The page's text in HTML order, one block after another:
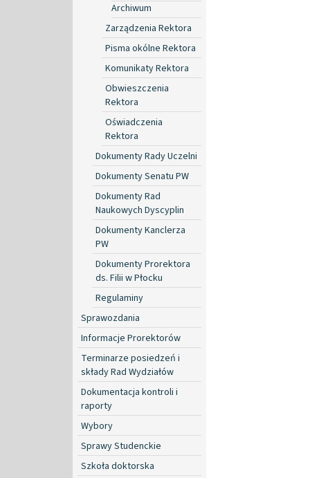
Archiwum
Zarządzenia Rektora
Pisma okólne Rektora
Komunikaty Rektora
Obwieszczenia
Rektora
Oświadczenia
Rektora
Dokumenty Rady Uczelni
Dokumenty Senatu PW
Dokumenty Rad
Naukowych Dyscyplin
Dokumenty Kanclerza
PW
Dokumenty Prorektora
ds. Filii w Płocku
Regulaminy
Sprawozdania
Informacje Prorektorów
Terminarze posiedzeń i
składy Rad Wydziałów
Dokumentacja kontroli i
raporty
Wybory
Sprawy Studenckie
Szkoła doktorska